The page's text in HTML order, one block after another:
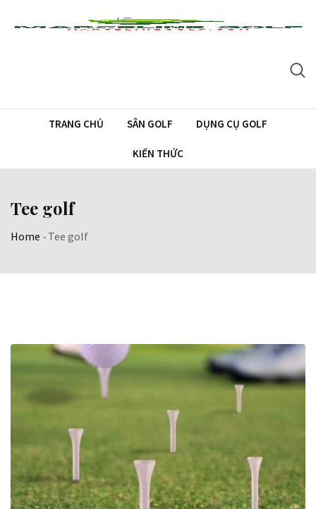
TRANG CHỦ SÂN GOLF DỤNG CỤ GOLF
KIẾN THỨC
Tee golf
Home -Tee golf